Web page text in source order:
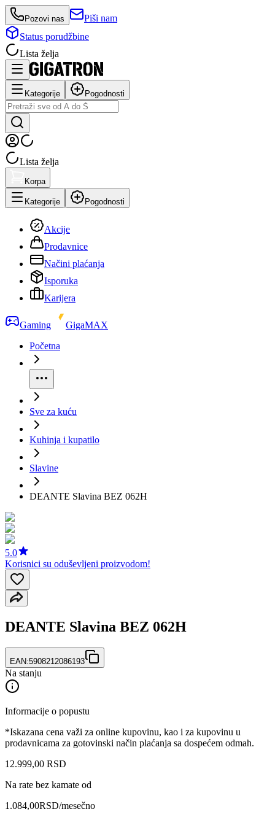
Pozovi nas
Piši nam
Status porudžbine
Lista želja
Kategorije Pogodnosti
Lista želja
Korpa
Kategorije Pogodnosti
Akcije
Prodavnice
Načini plaćanja
Isporuka
Karijera
Gaming
GigaMAX
Početna
Sve za kuću
Kuhinja i kupatilo
Slavine
DEANTE Slavina BEZ 062H
5.0
Korisnici su oduševljeni proizvodom!
DEANTE Slavina BEZ 062H
EAN:5908212086193
Na stanju
Informacije o popustu
*Iskazana cena važi za online kupovinu, kao i za kupovinu u
prodavnicama za gotovinski način plaćanja sa dospećem odmah.
12.999,00 RSD
Na rate bez kamate od
1.084,00RSD/mesečno